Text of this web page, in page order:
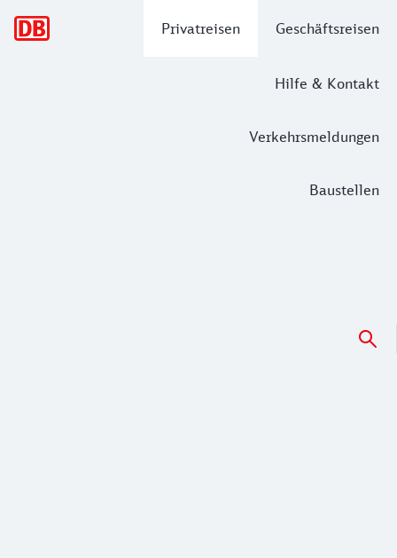
Privatreisen Geschäftsreisen
Hilfe & Kontakt
Verkehrsmeldungen
Baustellen